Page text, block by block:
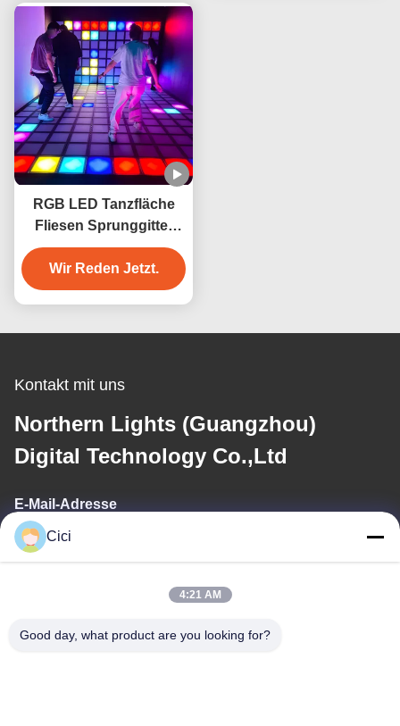
RGB LED Tanzfläche
Fliesen Sprunggitter
Spiel Supergitter Für
Vergnügungspark
Wir Reden Jetzt.
Kontakt mit uns
Northern Lights (Guangzhou)
Digital Technology Co.,Ltd
E-Mail-Adresse
sales03@bjgprojection.com
Adresse
Cici
4:21 AM
Good day, what product are you looking for?